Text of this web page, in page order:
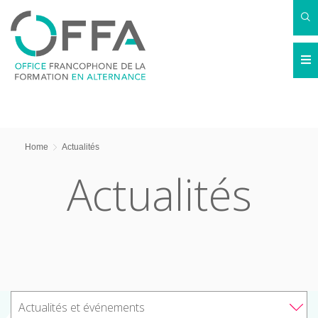
Home Actualités
Actualités